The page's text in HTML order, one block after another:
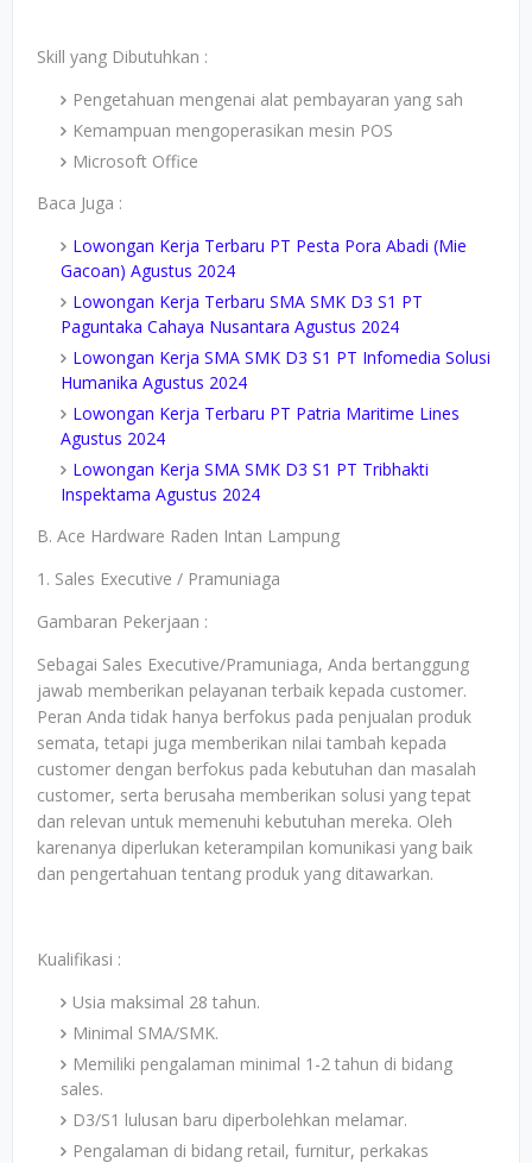
Skill yang Dibutuhkan :
Pengetahuan mengenai alat pembayaran yang sah
Kemampuan mengoperasikan mesin POS
Microsoft Office
Baca Juga :
Lowongan Kerja Terbaru PT Pesta Pora Abadi (Mie
Gacoan) Agustus 2024
Lowongan Kerja Terbaru SMA SMK D3 S1 PT
Paguntaka Cahaya Nusantara Agustus 2024
Lowongan Kerja SMA SMK D3 S1 PT Infomedia Solusi
Humanika Agustus 2024
Lowongan Kerja Terbaru PT Patria Maritime Lines
Agustus 2024
Lowongan Kerja SMA SMK D3 S1 PT Tribhakti
Inspektama Agustus 2024
B. Ace Hardware Raden Intan Lampung
1. Sales Executive / Pramuniaga
Gambaran Pekerjaan :
Sebagai Sales Executive/Pramuniaga, Anda bertanggung
jawab memberikan pelayanan terbaik kepada customer.
Peran Anda tidak hanya berfokus pada penjualan produk
semata, tetapi juga memberikan nilai tambah kepada
customer dengan berfokus pada kebutuhan dan masalah
customer, serta berusaha memberikan solusi yang tepat
dan relevan untuk memenuhi kebutuhan mereka. Oleh
karenanya diperlukan keterampilan komunikasi yang baik
dan pengertahuan tentang produk yang ditawarkan.
Kualifikasi :
Usia maksimal 28 tahun.
Minimal SMA/SMK.
Memiliki pengalaman minimal 1-2 tahun di bidang
sales.
D3/S1 lulusan baru diperbolehkan melamar.
Pengalaman di bidang retail, furnitur, perkakas